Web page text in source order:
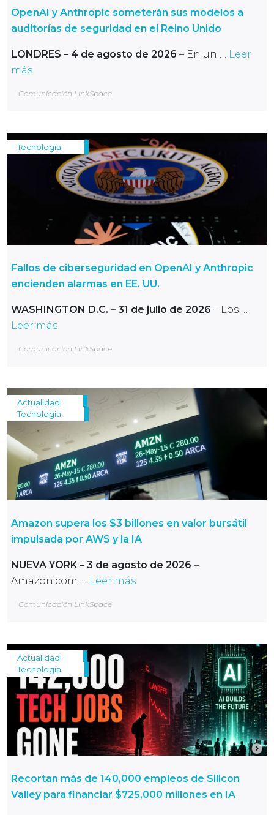
OpenAI y Anthropic someterán sus modelos a
auditorías de seguridad en el Reino Unido
LONDRES – 4 de agosto de 2026 – En un … Leer
más
Comunicación LinkSpace
Tecnología
Fallos de ciberseguridad en OpenAI y Anthropic
encienden alarmas en EE. UU.
WASHINGTON D.C. – 31 de julio de 2026 – Los …
Leer más
Comunicación LinkSpace
Actualidad
Tecnología
Amazon supera los $3 billones en valor bursátil
impulsada por AWS y la IA
NUEVA YORK – 3 de agosto de 2026 –
Amazon.com … Leer más
Comunicación LinkSpace
Actualidad
Tecnología
Recortan más de 140,000 empleos de Silicon
Valley para financiar $725,000 millones en IA